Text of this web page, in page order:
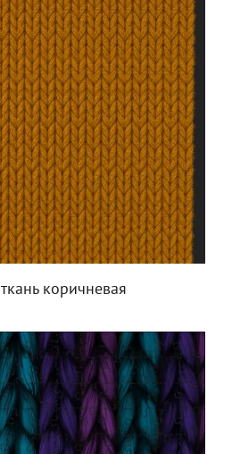
коричневая